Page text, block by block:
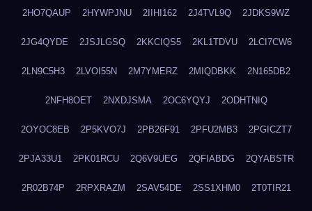
2HO7QAUP 2HYWPJNU 2IIHI162 2J4TVL9Q 2JDKS9WZ
2JG4QYDE 2JSJLGSQ 2KKCIQS5 2KL1TDVU 2LCI7CW6
2LN9C5H3 2LVOI55N 2M7YMERZ 2MIQDBKK 2N165DB2
2NFH8OET 2NXDJSMA 2OC6YQYJ 2ODHTNIQ
2OYOC8EB 2P5KVO7J 2PB26F91 2PFU2MB3 2PGICZT7
2PJA33U1 2PK01RCU 2Q6V9UEG 2QFIABDG 2QYABSTR
2R02B74P 2RPXRAZM 2SAV54DE 2SS1XHM0 2T0TIR21